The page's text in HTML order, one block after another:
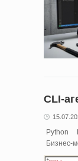
CLI-
Python
Бизнес-